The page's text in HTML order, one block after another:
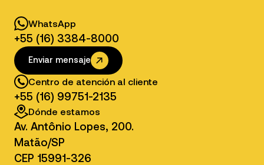
WhatsApp
+55 (16) 3384-8000
Enviar mensaje
Centro de atención al cliente
+55 (16) 99751-2135
Dónde estamos
Av. Antônio Lopes, 200.
Matão/SP
CEP 15991-326